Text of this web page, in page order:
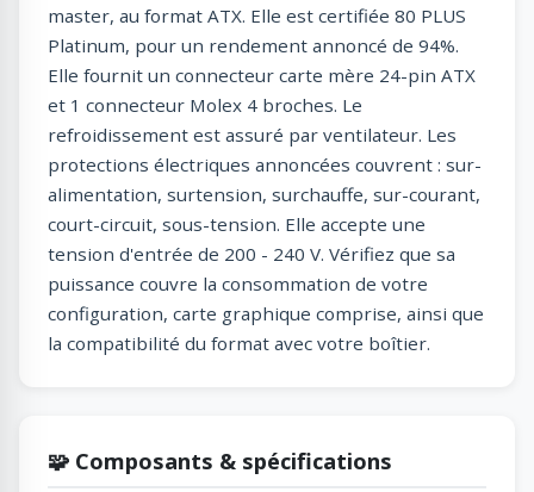
master, au format ATX. Elle est certifiée 80 PLUS
Platinum, pour un rendement annoncé de 94%.
Elle fournit un connecteur carte mère 24-pin ATX
et 1 connecteur Molex 4 broches. Le
refroidissement est assuré par ventilateur. Les
protections électriques annoncées couvrent : sur-
alimentation, surtension, surchauffe, sur-courant,
court-circuit, sous-tension. Elle accepte une
tension d'entrée de 200 - 240 V. Vérifiez que sa
puissance couvre la consommation de votre
configuration, carte graphique comprise, ainsi que
la compatibilité du format avec votre boîtier.
🧩 Composants & spécifications